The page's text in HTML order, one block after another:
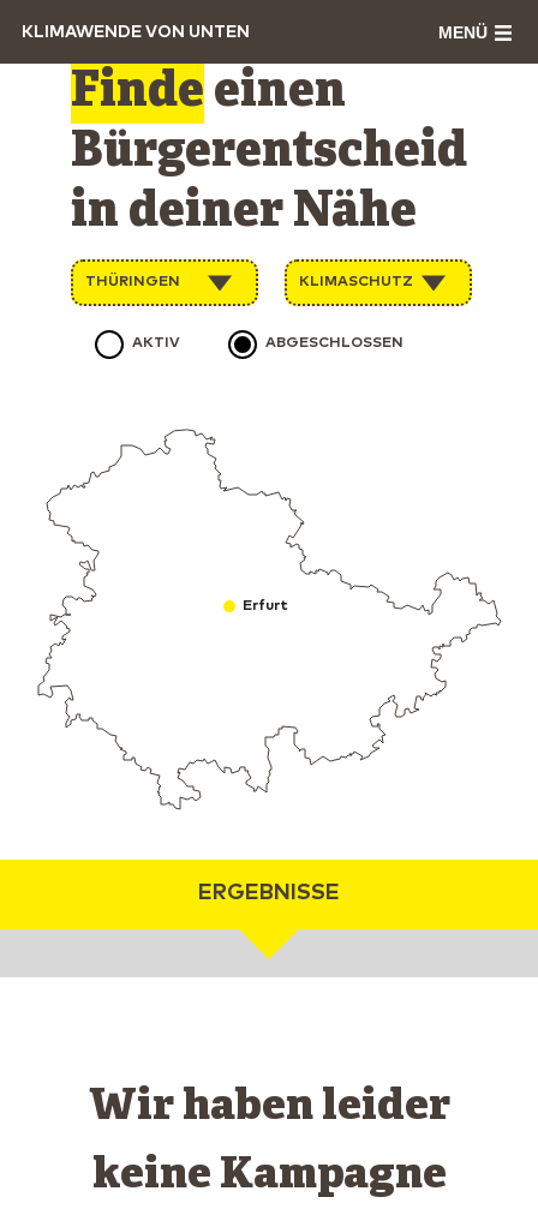
KLIMAWENDE VON UNTEN MENÜ
Erfurt
Finde einen
Bürgerentscheid
in deiner Nähe
THÜRINGEN KLIMASCHUTZ
AKTIV ABGESCHLOSSEN
ERGEBNISSE
Wir haben leider
keine Kampagne